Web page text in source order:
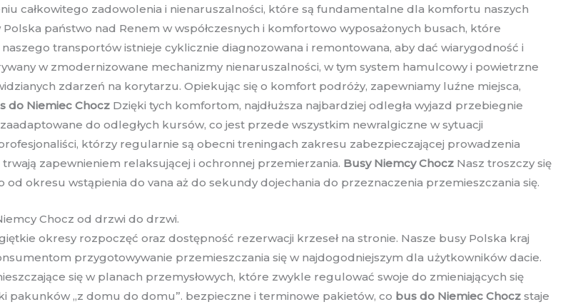
całkowitego zadowolenia i nienaruszalności, które są fundamentalne dla komfortu naszych
państwo nad Renem w współczesnych i komfortowo wyposażonych busach, które
transportów istnieje cyklicznie diagnozowana i remontowana, aby dać wiarygodność i
w zmodernizowane mechanizmy nienaruszalności, w tym system hamulcowy i powietrzne
zdarzeń na korytarzu. Opiekując się o komfort podróży, zapewniamy luźne miejsca,
do Niemiec Chocz Dzięki tych komfortom, najdłuższa najbardziej odległa wyjazd przebiegnie
do odległych kursów, co jest przede wszystkim newralgiczne w sytuacji
którzy regularnie są obecni treningach zakresu zabezpieczającej prowadzenia
zapewnieniem relaksującej i ochronnej przemierzania. Busy Niemcy Chocz Nasz troszczy się
okresu wstąpienia do vana aż do sekundy dojechania do przeznaczenia przemieszczania się.
Chocz od drzwi do drzwi.
okresy rozpoczęć oraz dostępność rezerwacji krzeseł na stronie. Nasze busy Polska kraj
przygotowywanie przemieszczania się w najdogodniejszym dla użytkowników dacie.
się w planach przemysłowych, które zwykle regulować swoje do zmieniających się
„z domu do domu”. bezpieczne i terminowe pakietów, co bus do Niemiec Chocz staje